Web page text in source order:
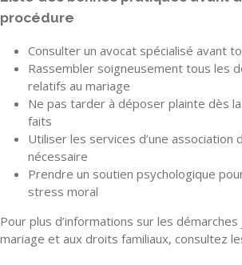
procédure
Consulter un avocat spécialisé avant
Rassembler soigneusement tous les
relatifs au mariage
Ne pas tarder à déposer plainte dès
faits
Utiliser les services d’une association
nécessaire
Prendre un soutien psychologique
stress moral
Pour plus d’informations sur les
mariage et aux droits familiaux, consultez